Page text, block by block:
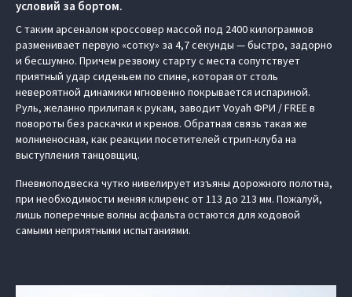
условий за бортом.
С таким арсеналом кроссовер массой под 2400 килограммов
разменивает первую «сотку» за 4,7 секунды — быстро, задорно
и бесшумно. Причем резвому старту с места сопутствует
приятный удар сиденьем по спине, которая от столь
невероятной динамики мгновенно покрывается испариной.
Руль, желанно прилипая к рукам, заводит Voyah ФРИ / FREE в
повороты без раскачки и кренов. Обратная связь такая же
молниеносная, как реакции посетителей стрип-клуба на
выступления танцовщиц.
Пневмоподвеска чутко нивелирует изъяны дорожного полотна,
при необходимости меняя клиренс от 113 до 213 мм. Пожалуй,
лишь поперечные волны асфальта остаются для ходовой
самыми неприятными испытаниями.